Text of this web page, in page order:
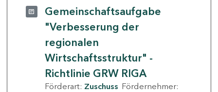
Gemeinschaftsaufgabe
"Verbesserung der
regionalen
Wirtschaftsstruktur" -
Richtlinie GRW RIGA
Förderart: Zuschuss Fördernehmer: